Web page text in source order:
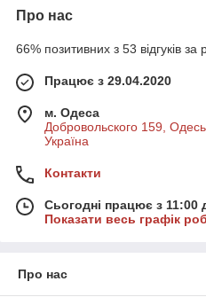
Про нас
66% позитивних з 53 відгуків за
Працює з 29.04.2020
м. Одеса
Добровольского 159,
Україна
Контакти
Сьогодні працює з 11:00
Показати весь графік
Про нас